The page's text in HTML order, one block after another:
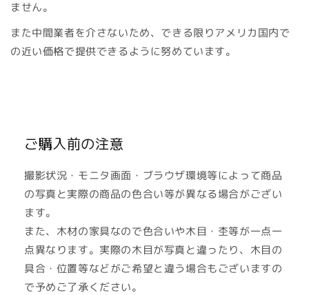
ません。
また中間業者を介さないため、できる限りアメリカ国内で
の近い価格で提供できるように努めています。
ご購入前の注意
撮影状況・モニタ画面・ブラウザ環境等によって商品
の写真と実際の商品の色合い等が異なる場合がござい
ます。
また、木材の家具なので色合いや木目・杢等が一点一
点異なります。実際の木目が写真と違ったり、木目の
具合・位置等などがご希望と違う場合もございますの
で予めご了承ください。